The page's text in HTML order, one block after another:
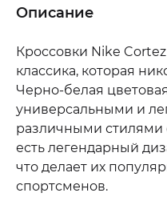
Описание
Кроссовки Nike
классика, которая
Черно-белая
универсальными и
различными стилями
есть легендарный
что делает их
спортсменов.